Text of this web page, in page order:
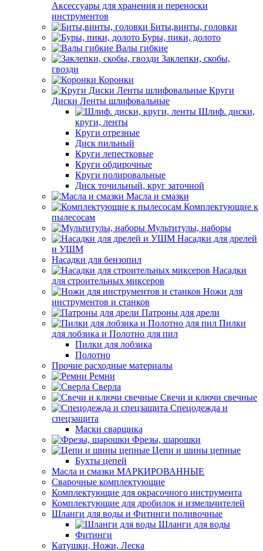
Аксессуары для хранения и переноски
инструментов
Биты,винты, головки
Буры, пики, долото
Валы гибкие
Заклепки, скобы,
гвозди
Коронки
Круги
Диски Ленты шлифовальные
Шлиф. диски,
круги, ленты
Круги отрезные
Диск пильный
Круги лепестковые
Круги обдирочные
Круги полировальные
Диск точильный, круг заточной
Масла и смазки
Комплектующие к
пылесосам
Мультитулы, наборы
Насадки для дрелей
и УШМ
Насадки для бензопил
Насадки
для строительных миксеров
Ножи для
инструментов и станков
Патроны для дрели
Пилки
для лобзика и Полотно для пил
Пилки для лобзика
Полотно
Прочие расходные материалы
Ремни
Сверла
Свечи и ключи свечные
Спецодежда и
спецзащита
Маски сварщика
Фрезы, шарошки
Цепи и шины цепные
Бухты цепей
Масла и смазки МАРКИРОВАННЫЕ
Сварочные комплектующие
Комплектующие для окрасочного инструмента
Комплектующие для дробилок и измельчителей
Шланги для воды и Фитинги поливочные
Шланги для воды
Фитинги
Катушки, Ножи, Леска